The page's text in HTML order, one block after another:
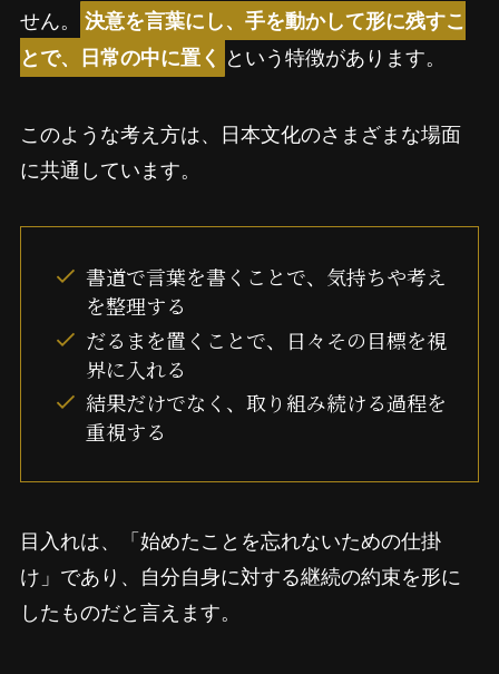
せん。
決意を言葉にし、手を動かして形に残すこ
とで、日常の中に置く という特徴があります。
このような考え方は、日本文化のさまざまな場面
に共通しています。
書道で言葉を書くことで、気持ちや考え
を整理する
だるまを置くことで、日々その目標を視
界に入れる
結果だけでなく、取り組み続ける過程を
重視する
目入れは、「始めたことを忘れないための仕掛
け」であり、自分自身に対する継続の約束を形に
したものだと言えます。